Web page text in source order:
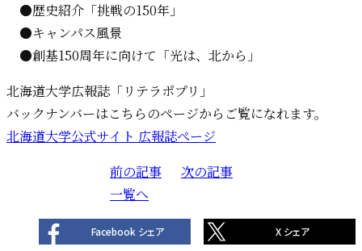
●歴史紹介「挑戦の150年」
●キャンパス風景
●創基150周年に向けて「光は、北から」
北海道大学広報誌「リテラポプリ」
バックナンバーはこちらのページからご覧になれます。
北海道大学公式サイト 広報誌ページ
投
ナ
前の記事
一覧へ
次の記事
Facebook シェア X シェア